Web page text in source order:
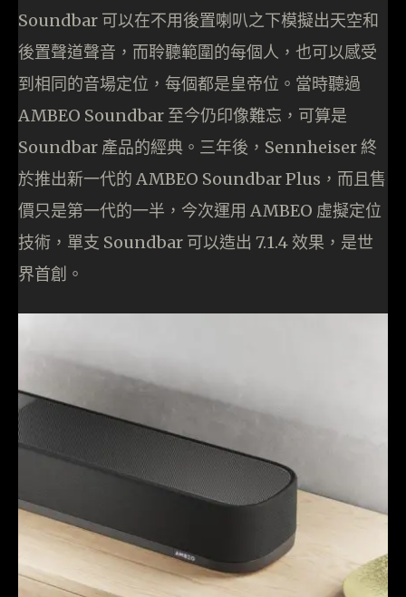
Soundbar 可以在不用後置喇叭之下模擬出天空和
後置聲道聲音，而聆聽範圍的每個人，也可以感受
到相同的音場定位，每個都是皇帝位。當時聽過
AMBEO Soundbar 至今仍印像難忘，可算是
Soundbar 產品的經典。三年後，Sennheiser 終
於推出新一代的 AMBEO Soundbar Plus，而且售
價只是第一代的一半，今次運用 AMBEO 虛擬定位
技術，單支 Soundbar 可以造出 7.1.4 效果，是世
界首創。